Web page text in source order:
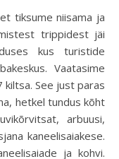
trippidest jäi
kus turistide
Vaatasime
See just paras
hetkel tundus kõht
arbuusi,
kaneelisaiakese.
ja kohvi.